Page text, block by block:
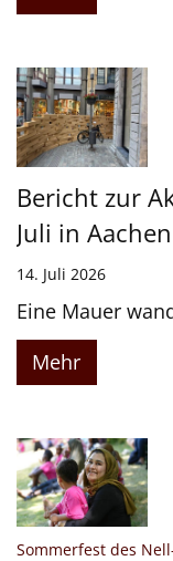
Bericht zur
Juli in Aachen
14. Juli 2026
Eine Mauer
Mehr
Sommerfest des